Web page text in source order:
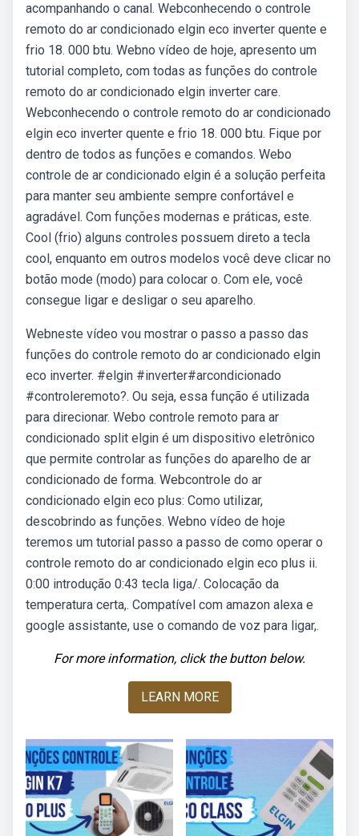
acompanhando o canal. Webconhecendo o controle
remoto do ar condicionado elgin eco inverter quente e
frio 18. 000 btu. Webno vídeo de hoje, apresento um
tutorial completo, com todas as funções do controle
remoto do ar condicionado elgin inverter care.
Webconhecendo o controle remoto do ar condicionado
elgin eco inverter quente e frio 18. 000 btu. Fique por
dentro de todos as funções e comandos. Webo
controle de ar condicionado elgin é a solução perfeita
para manter seu ambiente sempre confortável e
agradável. Com funções modernas e práticas, este.
Cool (frio) alguns controles possuem direto a tecla
cool, enquanto em outros modelos você deve clicar no
botão mode (modo) para colocar o. Com ele, você
consegue ligar e desligar o seu aparelho.
Webneste vídeo vou mostrar o passo a passo das
funções do controle remoto do ar condicionado elgin
eco inverter. #elgin #inverter#arcondicionado
#controleremoto?. Ou seja, essa função é utilizada
para direcionar. Webo controle remoto para ar
condicionado split elgin é um dispositivo eletrônico
que permite controlar as funções do aparelho de ar
condicionado de forma. Webcontrole do ar
condicionado elgin eco plus: Como utilizar,
descobrindo as funções. Webno vídeo de hoje
teremos um tutorial passo a passo de como operar o
controle remoto do ar condicionado elgin eco plus ii.
0:00 introdução 0:43 tecla liga/. Colocação da
temperatura certa,. Compatível com amazon alexa e
google assistante, use o comando de voz para ligar,.
For more information, click the button below.
LEARN MORE